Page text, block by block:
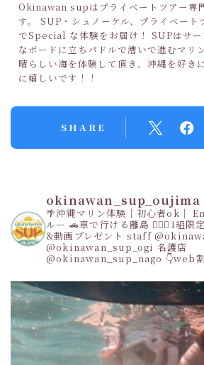
Okinawan supはプライベートツアー専
す。 SUP・シュノーケル、プライベー
でSpecial な体験をお届け！ SUPはサー
なボードに立ちパドルで漕いで進むマリ
晴らしい海を体験して頂き、沖縄を好き
に嬉しいです！！
SHARE
okinawan_sup_oujima
🌴沖縄マリン体験｜初心者ok｜
ルー 🚗車で行ける離島 👩‍❤️‍👩1組限
&動画プレゼント staff
@okinawan_sup_ogi 名護店
@okinawan_sup_nago 👇web